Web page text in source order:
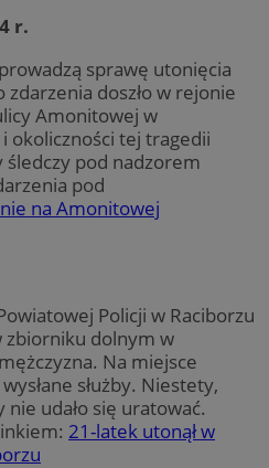
r.
sprawę utonięcia
doszło w rejonie
Amonitowej w
okoliczności tej tragedii
śledczy pod nadzorem
pod
na Amonitowej
Policji w Raciborzu
zbiorniku dolnym w
Na miejsce
służby. Niestety,
nie udało się uratować.
21-latek utonął w